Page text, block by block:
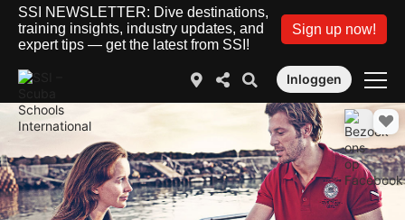
SSI NEWSLETTER: Dive destinations,
training insights, industry updates, and
expert tips — get the latest from SSI!
Sign up now!
Inloggen